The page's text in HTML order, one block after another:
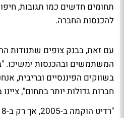
תחומים חדשים כמו תגובות,
להכנסות החברה.
עם זאת, בבנק צופים שתנודות
המשתמשים ובהכנסות ימשיכו.
בשווקים הפיננסיים ובריבית,
חברות גדולות יותר בתחום", ציינו